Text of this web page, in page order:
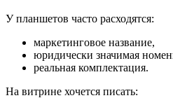
У планшетов часто расходятся:
маркетинговое название,
юридически значимая
реальная комплектация.
На витрине хочется писать: